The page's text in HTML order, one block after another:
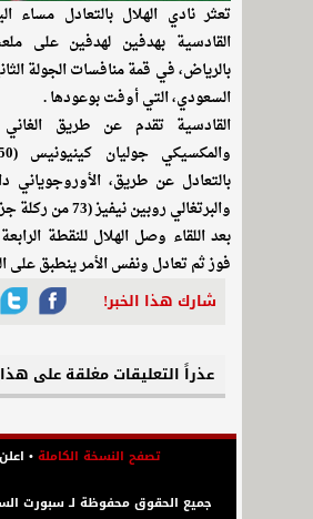
تعثر نادي الهلال بالتعادل مساء
القادسية بهدفين لهدفين على
بالرياض، في قمة منافسات الجولة
السعودي، التي أوفت بوعودها .
والبرتغالي روبين نيفيز (73 من ركلة جزاء) .
بعد اللقاء وصل الهلال للنقطة
فوز ثم تعادل ونفس الأمر ينطبق على
شارك هذا الخبر!
عذراً التعليقات مغلقة على هذا
تصفح النسخة الكاملة•
جميع الحقوق محفوظة لـ سبورت